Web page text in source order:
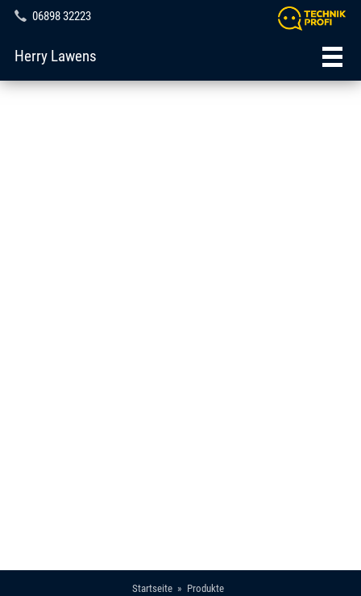
06898 32223
Herry Lawens
Startseite Produkte